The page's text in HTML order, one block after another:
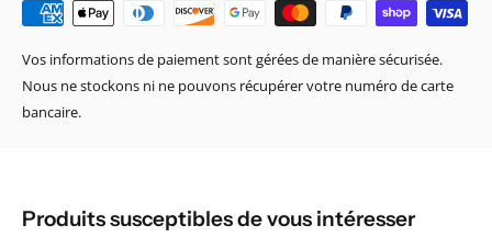
Vous allez être redirigé vers https://www.yumpu.com/. Si le lien ne
Vos informations de paiement sont gérées de manière sécurisée.
Nous ne stockons ni ne pouvons récupérer votre numéro de carte
bancaire.
Produits susceptibles de vous intéresser